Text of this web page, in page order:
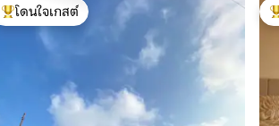
โดนใจเกสต์ที่สุด
โดนใจเกสต์